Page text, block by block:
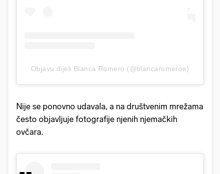
Objavu dijeli Blanca Romero (@blancaromeroe)
Nije se ponovno udavala, a na društvenim mrežama
često objavljuje fotografije njenih njemačkih
ovčara.